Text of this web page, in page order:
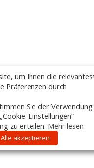
um Ihnen die
Präferenzen durch
Sie der Verwendung
Einstellungen“
zu erteilen. Mehr lesen
Alle akzeptieren